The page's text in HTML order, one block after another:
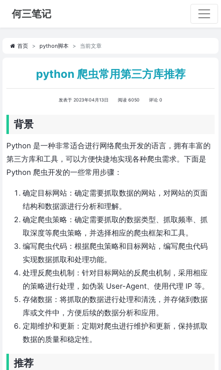
何三笔记
首页 python脚本 当前文章
python 爬虫常用第三方库推荐
发表于 2023年04月13日 阅读 6050 评论 0
背景
Python 是一种非常适合进行网络爬虫开发的语言，拥有丰富的
第三方库和工具，可以方便快捷地实现各种爬虫需求。下面是
Python 爬虫开发的一些常用步骤：
确定目标网站：确定需要抓取数据的网站，对网站的页面
结构和数据源进行分析和理解。
确定爬虫策略：确定需要抓取的数据类型、抓取频率、抓
取深度等爬虫策略，并选择相应的爬虫框架和工具。
编写爬虫代码：根据爬虫策略和目标网站，编写爬虫代码
实现数据抓取和处理功能。
处理反爬虫机制：针对目标网站的反爬虫机制，采用相应
的策略进行处理，如伪装 User-Agent、使用代理 IP 等。
存储数据：将抓取的数据进行处理和清洗，并存储到数据
库或文件中，方便后续的数据分析和应用。
定期维护和更新：定期对爬虫进行维护和更新，保持抓取
数据的质量和稳定性。
推荐